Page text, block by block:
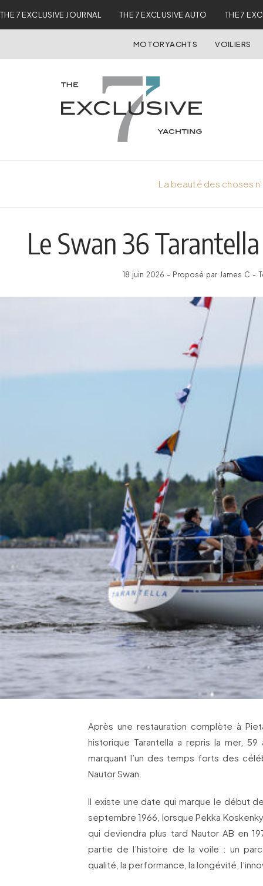
THE 7 EXCLUSIVE JOURNAL THE 7 EXCLUSIVE AUTO THE 7
MOTORYACHTS VOILIERS
La beauté des choses
Le Swan 36
18 juin 2026 - Proposé par James C -
Après une restauration complète à
historique Tarantella a repris la mer,
marquant l’un des temps forts des
Nautor Swan.
Il existe une date qui marque le début
septembre 1966, lorsque Pekka
qui deviendra plus tard Nautor AB en
partie de l’histoire de la voile : un
qualité, la performance, la longévité,